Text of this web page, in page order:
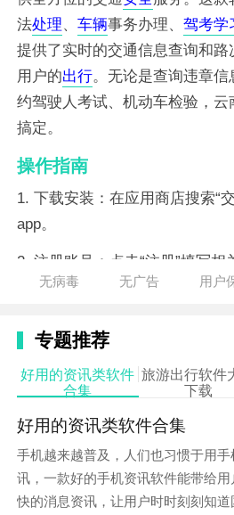
法处理、 车辆事务办理、 驾考学
提供了实时的交通信息查询和
用户的出行。无论是查询违章
约驾驶人考试、机动车检验，云
搞定。
操作指南
1. 下载安装：在应用商店搜索“
app。
2. 注册账号：点击“注册”填写
别实人认证，完成注册。
首页后点击“更多”，在业务中心
型。
息，上传必要的证明材料，完成
5. 查询进度：通过首页的“网办
务办理进度。
无病毒 无广告 用户
专题推荐
好用的资讯类软件
合集
旅游出行软件
下载
好用的资讯类软件合集
手机越来越普及，人们也习惯于用
讯，一款好的手机资讯软件能带给
快的消息资讯，让用户时时刻刻知